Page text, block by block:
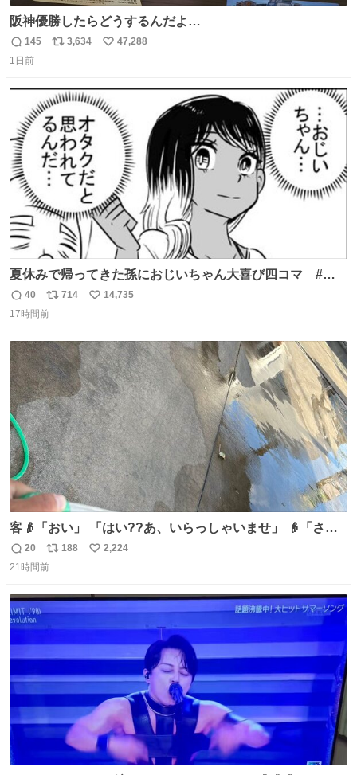
阪神優勝したらどうするんだよ…
返
信
145
リ
ト
数
3,634
い
数
47,288
1日前
夏休みで帰ってきた孫におじいちゃん大喜び四コマ #四
コマ漫画 #Web漫画 #漫画が読めるハッシュタグ
返
信
40
リ
ポ
ト
数
714
い
数
14,735
17時間前
客👴「おい」 「はい??あ、いらっしゃいませ」 👴「さっ
きからずっと水出しっぱなしでもったいないだろ」 「静電
気を逃がし、熱くなった地面の温度を下げ、引火事故の防
ことをするな!!」 それでは歌います、聞いてください 「井
戸水」
返
信
20
リ
ポ
ト
188
い
数
2,224
21時間前